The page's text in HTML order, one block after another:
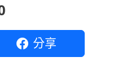
分享